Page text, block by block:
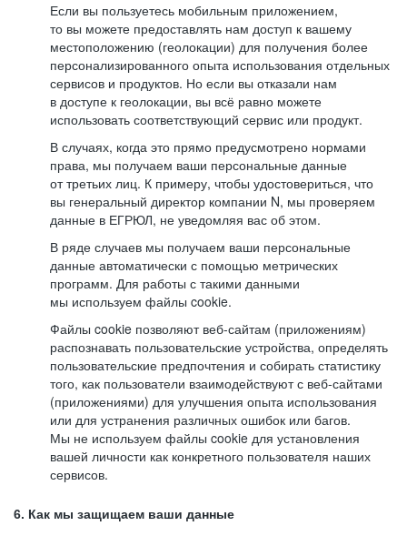
Если вы пользуетесь мобильным приложением,
то вы можете предоставлять нам доступ к вашему
местоположению (геолокации) для получения более
персонализированного опыта использования отдельных
сервисов и продуктов. Но если вы отказали нам
в доступе к геолокации, вы всё равно можете
использовать соответствующий сервис или продукт.
В случаях, когда это прямо предусмотрено нормами
права, мы получаем ваши персональные данные
от третьих лиц. К примеру, чтобы удостовериться, что
вы генеральный директор компании N, мы проверяем
данные в ЕГРЮЛ, не уведомляя вас об этом.
В ряде случаев мы получаем ваши персональные
данные автоматически с помощью метрических
программ. Для работы с такими данными
мы используем файлы cookie.
Файлы cookie позволяют веб-сайтам (приложениям)
распознавать пользовательские устройства, определять
пользовательские предпочтения и собирать статистику
того, как пользователи взаимодействуют с веб-сайтами
(приложениями) для улучшения опыта использования
или для устранения различных ошибок или багов.
Мы не используем файлы cookie для установления
вашей личности как конкретного пользователя наших
сервисов.
6. Как мы защищаем ваши данные